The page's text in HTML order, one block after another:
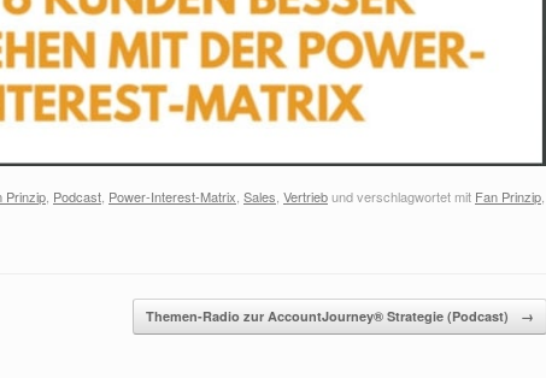
Prinzip Podcast Power-Interest-Matrix Sales Vertriebund verschlagwortet mit Fan Prinzip
Themen-Radio zur AccountJourney® Strategie (Podcast) →